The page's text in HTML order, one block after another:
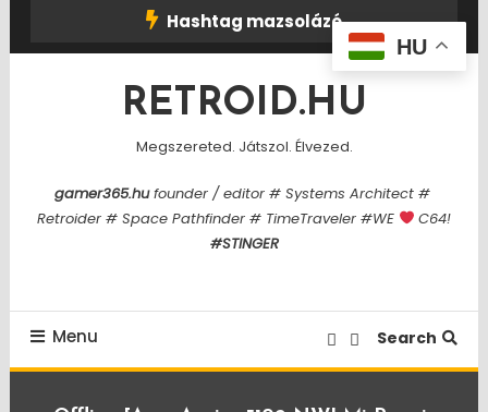
Hashtag mazsolázó
RETROID.HU
Megszereted. Játszol. Élvezed.
gamer365.hufounder / editor # Systems Architect #
Retroider # Space Pathfinder # TimeTraveler #WE
C64!
#STINGER
Menu Search
HU